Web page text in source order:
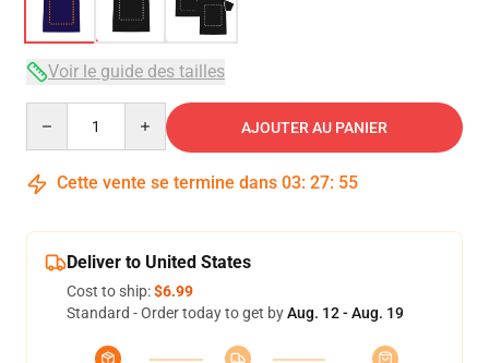
Voir le guide des tailles
AJOUTER AU PANIER
Cette vente se termine dans 03: 27: 54
Deliver to United States
Cost to ship:$6.99
Standard - Order today to get byAug. 12 - Aug. 19